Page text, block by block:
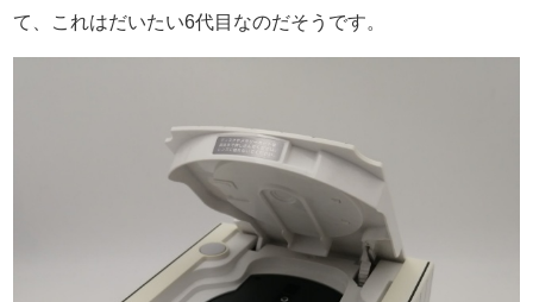
て、これはだいたい6代目なのだそうです。